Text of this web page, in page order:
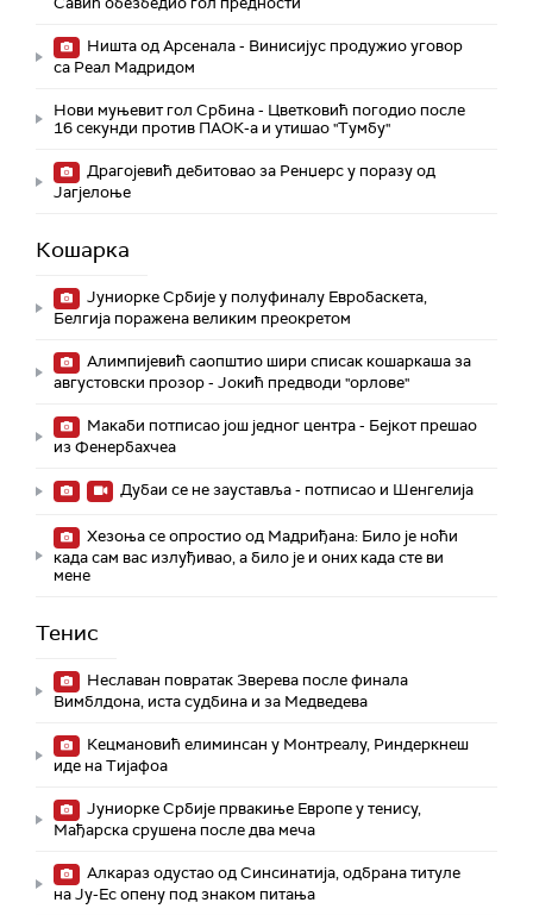
Ништа од Арсенала - Винисијус продужио уговор
са Реал Мадридом
Нови муњевит гол Србина - Цветковић погодио после
16 секунди против ПАОК-а и утишао "Тумбу"
Драгојевић дебитовао за Ренџерс у поразу од
Јагјелоње
Кошарка
Јуниорке Србије у полуфиналу Евробаскета,
Белгија поражена великим преокретом
Алимпијевић саопштио шири списак кошаркаша за
августовски прозор - Јокић предводи "орлове"
Макаби потписао још једног центра - Бејкот прешао
из Фенербахчеа
Дубаи се не зауставља - потписао и Шенгелија
Хезоња се опростио од Мадриђана: Било је ноћи
када сам вас излуђивао, а било је и оних када сте ви
мене
Тенис
Неславан повратак Зверева после финала
Вимблдона, иста судбина и за Медведева
Кецмановић елиминсан у Монтреалу, Риндеркнеш
иде на Тијафоа
Јуниорке Србије првакиње Европе у тенису,
Мађарска срушена после два меча
Алкараз одустао од Синсинатија, одбрана титуле
на Ју-Ес опену под знаком питања